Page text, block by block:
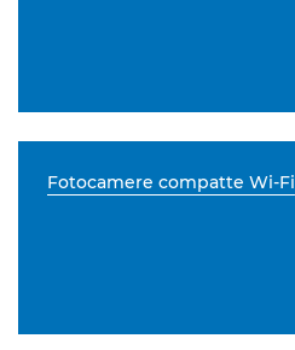
Fotocamere compatte Wi-Fi